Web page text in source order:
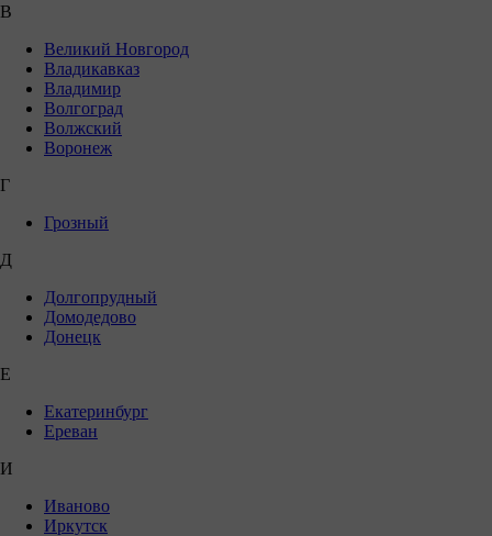
В
Великий Новгород
Владикавказ
Владимир
Волгоград
Волжский
Воронеж
Г
Грозный
Д
Долгопрудный
Домодедово
Донецк
Е
Екатеринбург
Ереван
И
Иваново
Иркутск